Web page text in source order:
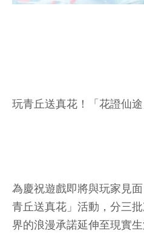
玩青丘送真花！「花證仙
為慶祝遊戲即將與玩家見
青丘送真花」活動，分三
界的浪漫承諾延伸至現實生